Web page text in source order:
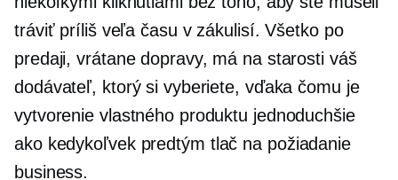
tráviť príliš veľa času v zákulisí. Všetko po
predaji, vrátane dopravy, má na starosti váš
dodávateľ, ktorý si vyberiete, vďaka čomu je
vytvorenie vlastného produktu jednoduchšie
ako kedykoľvek predtým tlač na požiadanie
business.